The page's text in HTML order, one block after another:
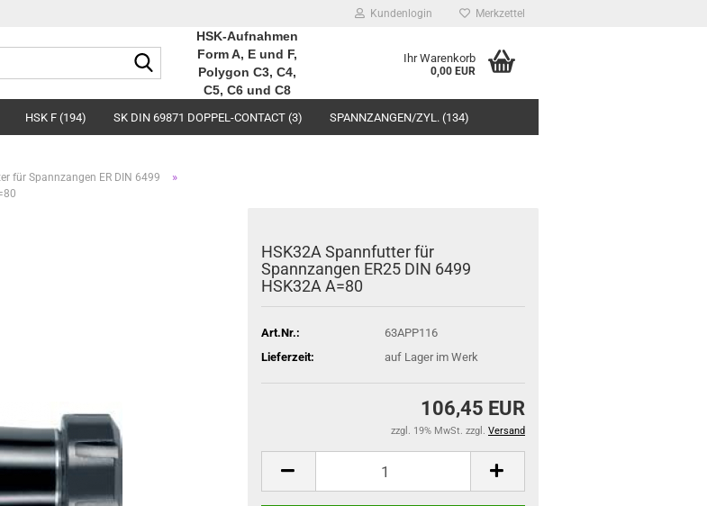
Kundenlogin Merkzettel
Suche...
HSK-Aufnahmen
Form A, E und F,
Polygon C3, C4,
C5, C6 und C8
Ihr Warenkorb
0,00 EUR
HSK F (194) SK DIN 69871 DOPPEL-CONTACT (3) SPANNZANGEN/ZYL. (134)
für Spannzangen ER DIN 6499 »
HSK32A Spannfutter für
Spannzangen ER25 DIN 6499
HSK32A A=80
Art.Nr.:
63APP116
Lieferzeit:
auf Lager im Werk
106,45 EUR
zzgl. 19% MwSt. zzgl. Versand